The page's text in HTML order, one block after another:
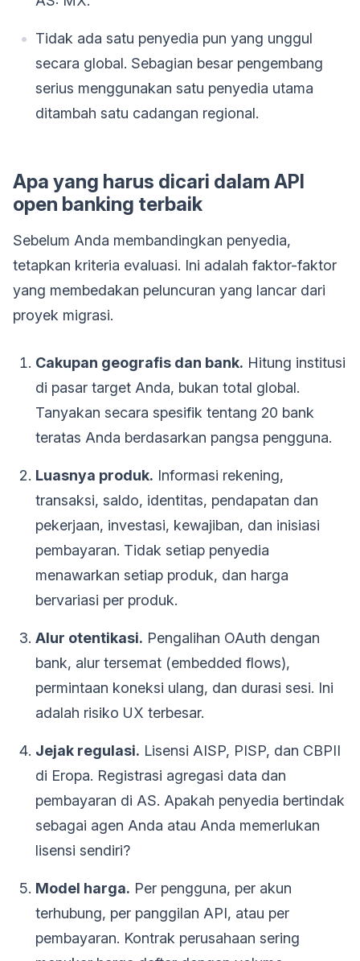
Tidak ada satu penyedia pun yang unggul
secara global. Sebagian besar pengembang
serius menggunakan satu penyedia utama
ditambah satu cadangan regional.
Apa yang harus dicari dalam API
open banking terbaik
Sebelum Anda membandingkan penyedia,
tetapkan kriteria evaluasi. Ini adalah faktor-faktor
yang membedakan peluncuran yang lancar dari
proyek migrasi.
Cakupan geografis dan bank. Hitung institusi
di pasar target Anda, bukan total global.
Tanyakan secara spesifik tentang 20 bank
teratas Anda berdasarkan pangsa pengguna.
Luasnya produk. Informasi rekening,
transaksi, saldo, identitas, pendapatan dan
pekerjaan, investasi, kewajiban, dan inisiasi
pembayaran. Tidak setiap penyedia
menawarkan setiap produk, dan harga
bervariasi per produk.
Alur otentikasi. Pengalihan OAuth dengan
bank, alur tersemat (embedded flows),
permintaan koneksi ulang, dan durasi sesi. Ini
adalah risiko UX terbesar.
Jejak regulasi. Lisensi AISP, PISP, dan CBPII
di Eropa. Registrasi agregasi data dan
pembayaran di AS. Apakah penyedia bertindak
sebagai agen Anda atau Anda memerlukan
lisensi sendiri?
Model harga. Per pengguna, per akun
terhubung, per panggilan API, atau per
pembayaran. Kontrak perusahaan sering